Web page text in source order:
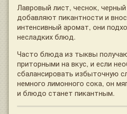
Лавровый лист, чеснок,
добавляют пикантности и
интенсивный аромат, они
несладких блюд.
Часто блюда из тыквы
приторными на вкус, и если
сбалансировать избыточную
немного лимонного сока, он
и блюдо станет пикантным.